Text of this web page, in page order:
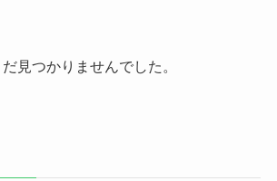
見つかりませんでした。